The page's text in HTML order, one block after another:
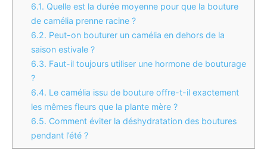
6.1. Quelle est la durée moyenne pour que la bouture
de camélia prenne racine ?
6.2. Peut-on bouturer un camélia en dehors de la
saison estivale ?
6.3. Faut-il toujours utiliser une hormone de bouturage
?
6.4. Le camélia issu de bouture offre-t-il exactement
les mêmes fleurs que la plante mère ?
6.5. Comment éviter la déshydratation des boutures
pendant l’été ?